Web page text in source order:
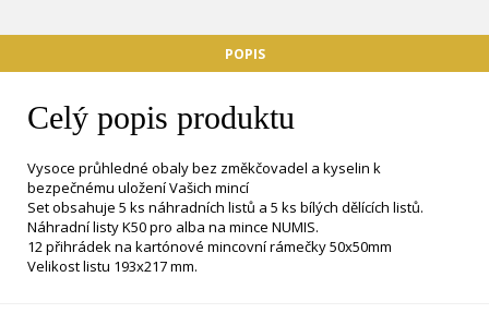
POPIS
Celý popis produktu
Vysoce průhledné obaly bez změkčovadel a kyselin k
bezpečnému uložení Vašich mincí
Set obsahuje 5 ks náhradních listů a 5 ks bílých dělících listů.
Náhradní listy K50 pro alba na mince NUMIS.
12 přihrádek na kartónové mincovní rámečky 50x50mm
Velikost listu 193x217 mm.